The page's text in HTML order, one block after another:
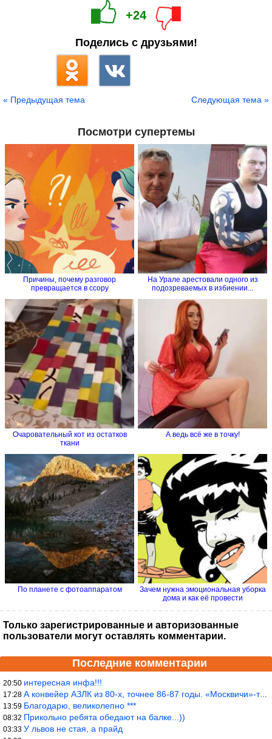
+24
Поделись с друзьями!
« Предыдущая тема Следующая тема »
Посмотри супертемы
Причины, почему разговор
превращается в ссору
На Урале арестовали одного из
подозреваемых в избиении...
Очаровательный кот из остатков
ткани
А ведь всё же в точку!
По планете с фотоаппаратом
Зачем нужна эмоциональная уборка
дома и как её провести
Только зарегистрированные и авторизованные
пользователи могут оставлять комментарии.
Последние комментарии
20:50 интересная инфа!!!
17:28 А конвейер АЗЛК из 80-х, точнее 86-87 годы. «Москвичи»-то из пер
13:59 Благодарю, великолепно ***
08:32 Прикольно ребята обедают на балке...))
03:33 У львов не стая, а прайд